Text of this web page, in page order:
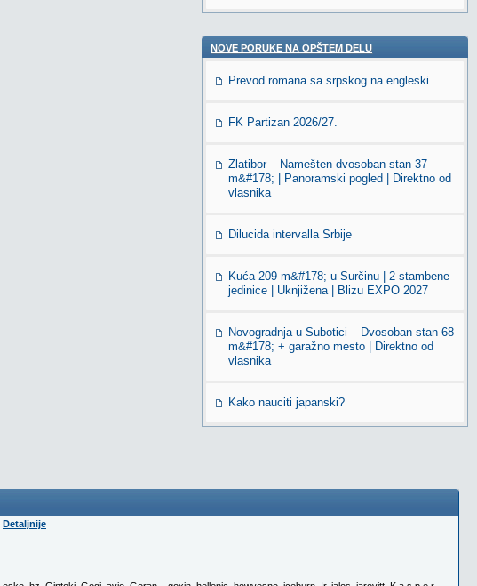
NOVE PORUKE NA OPŠTEM DELU
Prevod romana sa srpskog na engleski
FK Partizan 2026/27.
Zlatibor – Namešten dvosoban stan 37
m&#178; | Panoramski pogled | Direktno od
vlasnika
Dilucida intervalla Srbije
Kuća 209 m&#178; u Surčinu | 2 stambene
jedinice | Uknjižena | Blizu EXPO 2027
Novogradnja u Subotici – Dvosoban stan 68
m&#178; + garažno mesto | Direktno od
vlasnika
Kako nauciti japanski?
Detaljnije